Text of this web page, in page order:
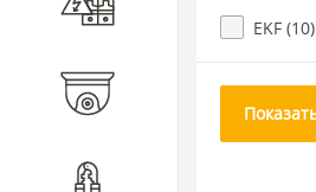
оборудование
Видеонаблюдение
EKF (10)